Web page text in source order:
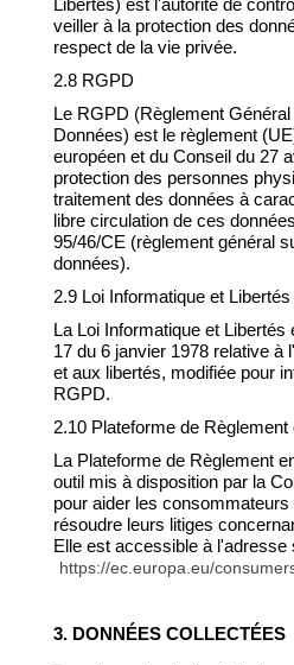
Libertés) est l'autorité de
veiller à la protection des
respect de la vie privée.
2.8 RGPD
Le RGPD (Règlement
Données) est le règlement
européen et du Conseil du 27
protection des personnes
traitement des données à
libre circulation de ces
95/46/CE (règlement général
données).
2.9 Loi Informatique et Libertés
La Loi Informatique et Libertés
17 du 6 janvier 1978 relative à
et aux libertés, modifiée pour
RGPD.
2.10 Plateforme de Règlement
La Plateforme de Règlement
outil mis à disposition par la
pour aider les
résoudre leurs litiges
Elle est accessible à l'adresse
https://ec.europa.eu/
3. DONNÉES COLLECTÉES